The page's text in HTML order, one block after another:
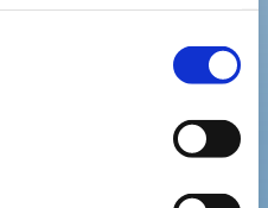
Wyślij wiadomość